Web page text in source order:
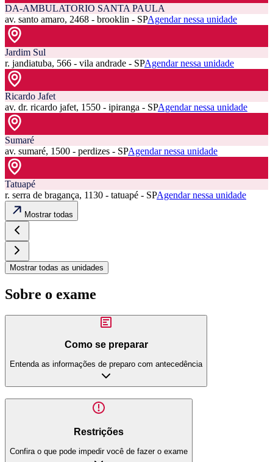
DA-AMBULATORIO SANTA PAULA
av. santo amaro, 2468 - brooklin - SPAgendar nessa unidade
Jardim Sul
r. jandiatuba, 566 - vila andrade - SPAgendar nessa unidade
Ricardo Jafet
av. dr. ricardo jafet, 1550 - ipiranga - SPAgendar nessa unidade
Sumaré
av. sumaré, 1500 - perdizes - SPAgendar nessa unidade
Tatuapé
r. serra de bragança, 1130 - tatuapé - SPAgendar nessa unidade
Mostrar todas
Mostrar todas as unidades
Sobre o exame
Como se preparar
Entenda as informações de preparo com antecedência
Restrições
Confira o que pode impedir você de fazer o exame